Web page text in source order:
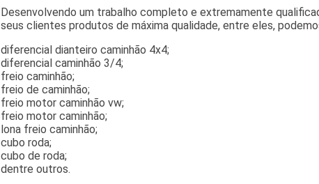
Desenvolvendo um trabalho completo e extremamente
seus clientes produtos de máxima qualidade, entre eles,
diferencial dianteiro caminhão 4x4;
diferencial caminhão 3/4;
freio caminhão;
freio de caminhão;
freio motor caminhão vw;
freio motor caminhão;
lona freio caminhão;
cubo roda;
cubo de roda;
dentre outros.